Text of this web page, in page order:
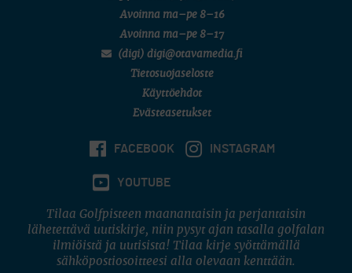
Avoinna ma–pe 8–16
Avoinna ma–pe 8–17
(digi) digi@otavamedia.fi
Tietosuojaseloste
Käyttöehdot
Evästeasetukset
FACEBOOK INSTAGRAM
YOUTUBE
Tilaa Golfpisteen maanantaisin ja perjantaisin
lähetettävä uutiskirje, niin pysyt ajan tasalla golfalan
ilmiöistä ja uutisista! Tilaa kirje syöttämällä
sähköpostiosoitteesi alla olevaan kenttään.